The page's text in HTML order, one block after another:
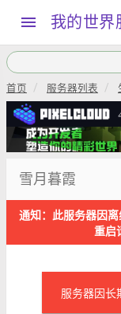
menu 我的世界
本站QQ
首页 服务器列表
雪月暮霞
通知：此服务器因
重启
服务器因长